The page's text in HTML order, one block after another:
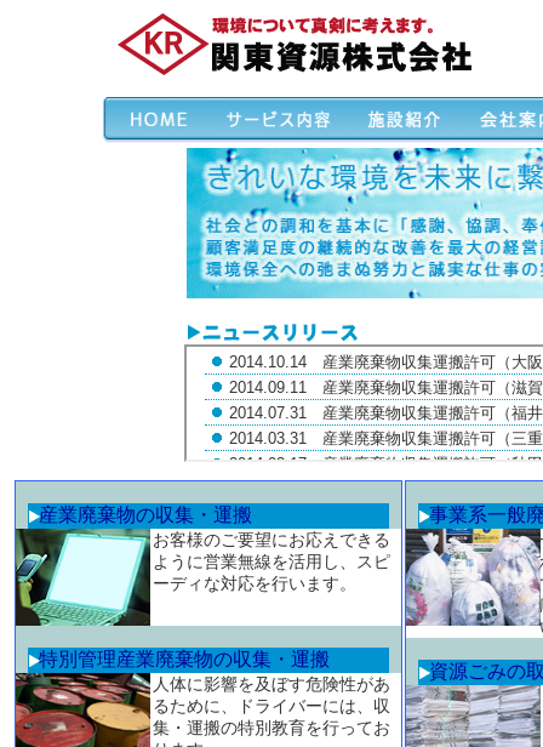
産業廃棄物の収集・運搬
お客様のご要望にお応えできる
ように営業無線を活用し、スピ
ーディな対応を行います。
特別管理産業廃棄物の収集・運搬
人体に影響を及ぼす危険性があ
るために、ドライバーには、収
集・運搬の特別教育を行ってお
事業系一般
資源ごみの